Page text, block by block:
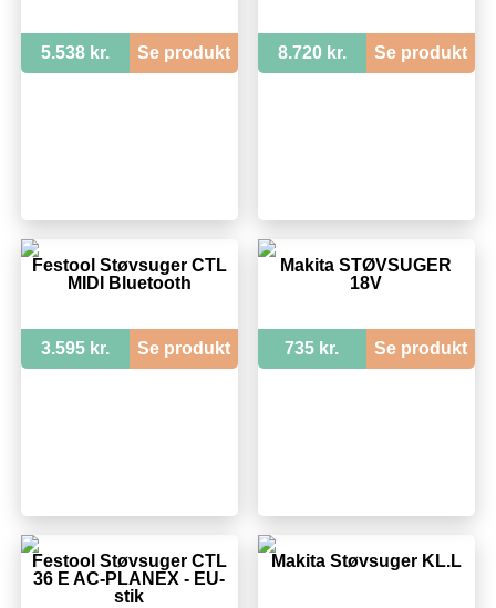
5.538 kr. Se produkt 8.720 kr. Se produkt
Festool Støvsuger CTL
MIDI Bluetooth
3.595 kr. Se produkt
Makita STØVSUGER
18V
735 kr. Se produkt
Festool Støvsuger CTL
36 E AC-PLANEX - EU-
stik
Makita Støvsuger KL.L